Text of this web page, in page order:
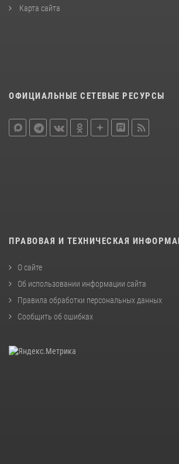
Карта сайта
ОФИЦИАЛЬНЫЕ СЕТЕВЫЕ РЕСУРСЫ
ПРАВОВАЯ И ТЕХНИЧЕСКАЯ
О сайте
Об использовании информации сайта
Правила обработки персональных данных
Сообщить об ошибках